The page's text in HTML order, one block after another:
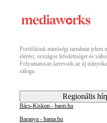
Portfóliónk minőségi tartalmat jelent
elérést, országos lefedettséget és
Folyamatosan keressük az új
záloga.
Regionális
Bács-Kiskun - baon.hu
Baranya - bama.hu